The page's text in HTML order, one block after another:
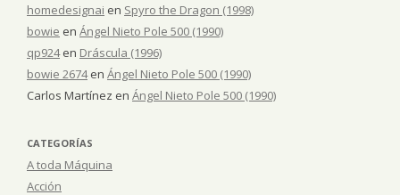
homedesignai en Spyro the Dragon (1998)
bowie en Ángel Nieto Pole 500 (1990)
qp924en Dráscula (1996)
bowie 2674en Ángel Nieto Pole 500 (1990)
Carlos Martínez en Ángel Nieto Pole 500 (1990)
CATEGORÍAS
A toda Máquina
Acción